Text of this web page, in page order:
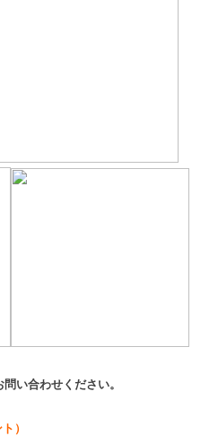
い合わせください。
）